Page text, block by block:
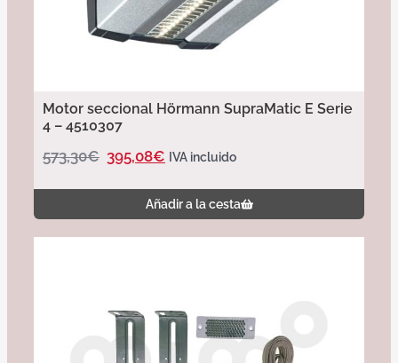
Motor seccional Hörmann SupraMatic E Serie
4 – 4510307
573,30€ 395,08€ IVA incluido
Añadir a la cesta